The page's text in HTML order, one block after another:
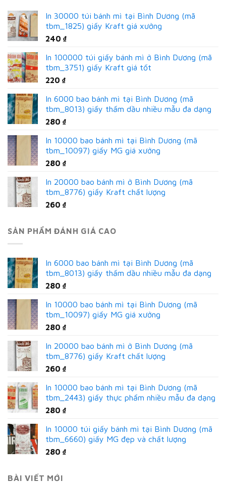
In 30000 túi bánh mì tại Bình Dương (mã
tbm_1825) giấy Kraft giá xưởng
240 ₫
In 100000 túi giấy bánh mì ở Bình Dương (mã
tbm_3751) giấy Kraft giá tốt
220 ₫
In 6000 bao bánh mì tại Bình Dương (mã
tbm_8013) giấy thấm dầu nhiều mẫu đa dạng
280 ₫
In 10000 bao bánh mì tại Bình Dương (mã
tbm_10097) giấy MG giá xưởng
280 ₫
In 20000 bao bánh mì ở Bình Dương (mã
tbm_8776) giấy Kraft chất lượng
260 ₫
SẢN PHẨM ĐÁNH GIÁ CAO
In 6000 bao bánh mì tại Bình Dương (mã
tbm_8013) giấy thấm dầu nhiều mẫu đa dạng
280 ₫
In 10000 bao bánh mì tại Bình Dương (mã
tbm_10097) giấy MG giá xưởng
280 ₫
In 20000 bao bánh mì ở Bình Dương (mã
tbm_8776) giấy Kraft chất lượng
260 ₫
In 10000 bao bánh mì tại Bình Dương (mã
tbm_2443) giấy thực phẩm nhiều mẫu đa dạng
280 ₫
In 10000 túi giấy bánh mì tại Bình Dương (mã
tbm_6660) giấy MG đẹp và chất lượng
280 ₫
BÀI VIẾT MỚI